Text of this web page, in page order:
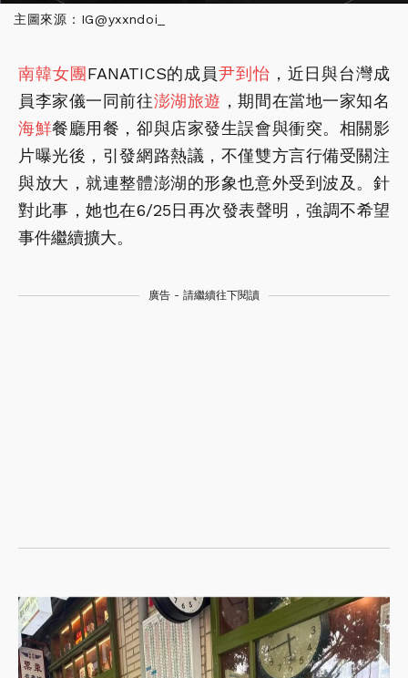
主圖來源：IG@yxxndoi_
南韓女團FANATICS的成員尹到怡 ，近日與台灣成
員李家儀一同前往澎湖旅遊 ，期間在當地一家知名
海鮮餐廳用餐，卻與店家發生誤會與衝突。相關影
片曝光後，引發網路熱議，不僅雙方言行備受關注
與放大，就連整體澎湖的形象也意外受到波及。針
對此事，她也在6/25日再次發表聲明，強調不希望
事件繼續擴大。
廣告 - 請繼續往下閱讀